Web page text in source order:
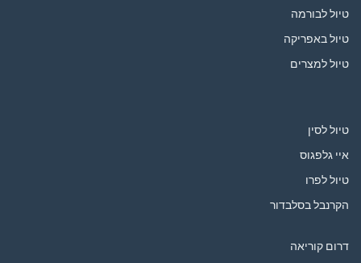
טיול לבורמה
טיול באפריקה
טיול למצרים
טיול לסין
איי גלפגוס
טיול לפרו
הקרנבל בסלבדור
דרום קוריאה